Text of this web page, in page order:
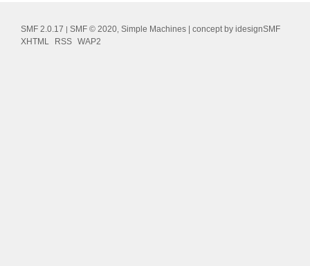
SMF 2.0.17 SMF © 2020 Simple Machines | concept by idesignSMF
XHTML
RSS WAP2